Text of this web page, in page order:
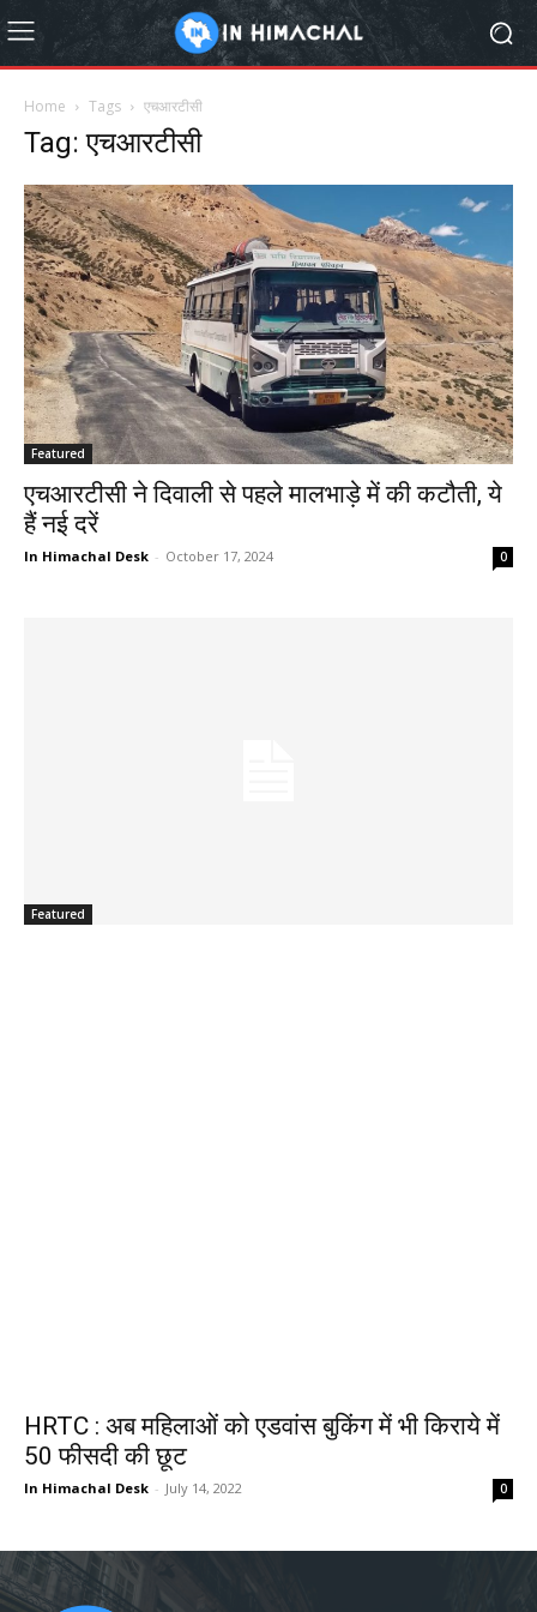
Home Tags एचआरटीसी
Tag: एचआरटीसी
Featured
एचआरटीसी ने दिवाली से पहले मालभाड़े में की कटौती, ये
हैं नई दरें
In Himachal Desk - October 17, 2024 0
Featured
HRTC : अब महिलाओं को एडवांस बुकिंग में भी किराये में
50 फीसदी की छूट
In Himachal Desk - July 14, 2022 0